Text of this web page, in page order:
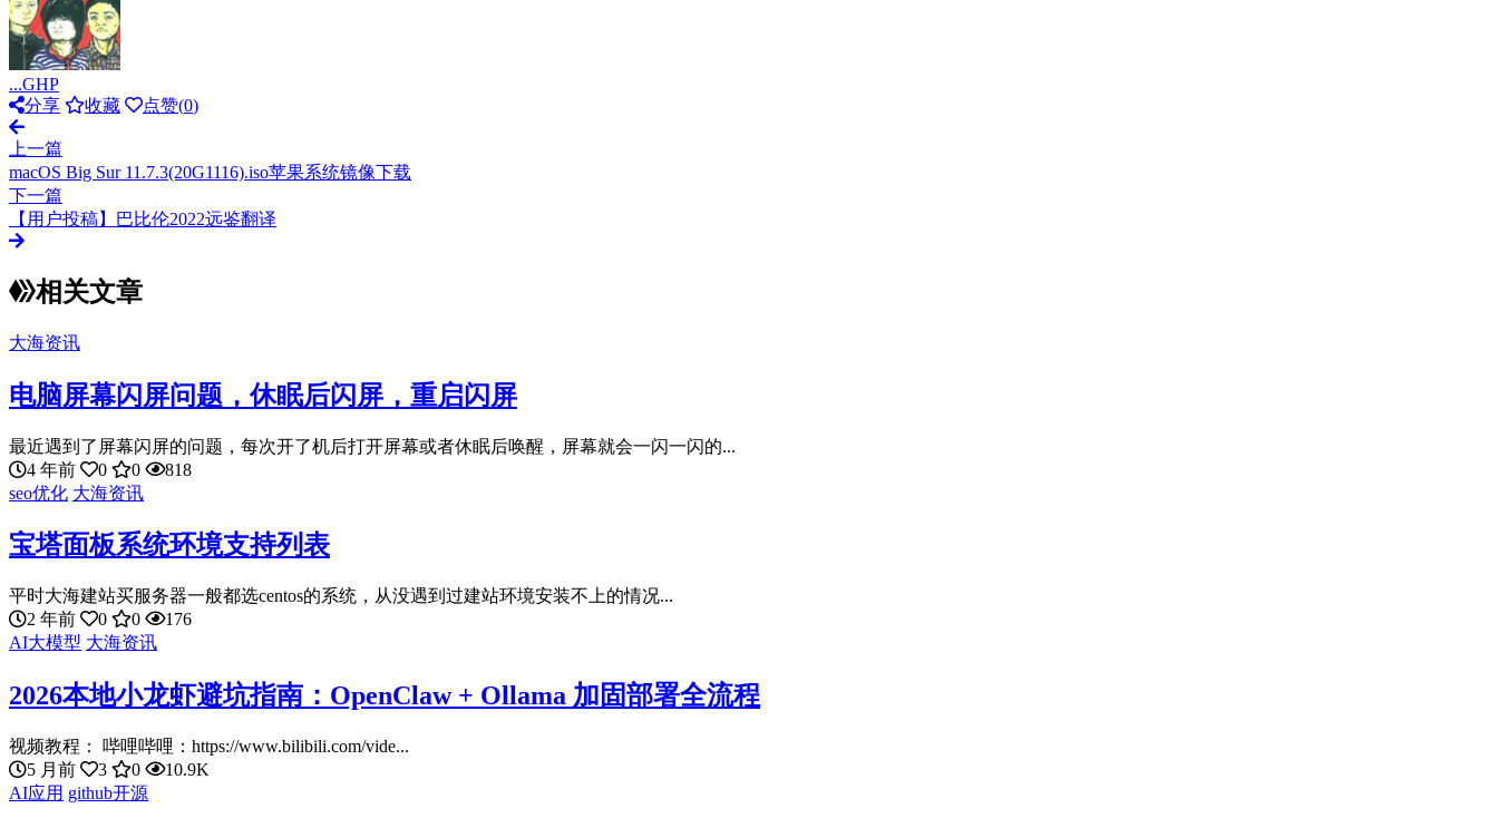
...GHP
分享
收藏 点赞(0)
上一篇
macOS Big Sur 11.7.3(20G1116).iso苹果系统镜像下载
下一篇
【用户投稿】巴比伦2022远鉴翻译
相关文章
大海资讯
电脑屏幕闪屏问题，休眠后闪屏，重启闪屏
最近遇到了屏幕闪屏的问题，每次开了机后打开屏幕或者休眠后唤醒，屏幕就会一闪一闪的...
4 年前
0 0
818
seo优化 大海资讯
宝塔面板系统环境支持列表
平时大海建站买服务器一般都选centos的系统，从没遇到过建站环境安装不上的情况...
2 年前
0 0
176
AI大模型 大海资讯
2026本地小龙虾避坑指南：OpenClaw + Ollama 加固部署全流程
视频教程： 哔哩哔哩：https://www.bilibili.com/vide...
5 月前
3 0
10.9K
AI应用 github开源